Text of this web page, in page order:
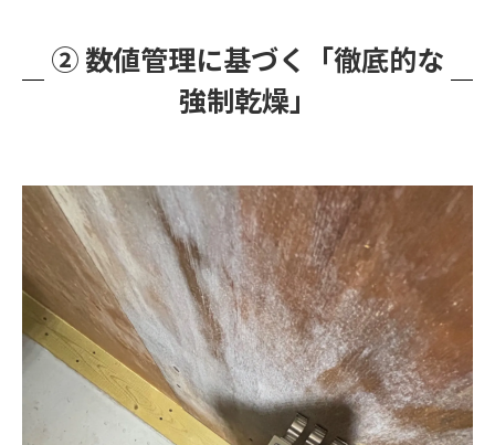
② 数値管理に基づく「徹底的な
強制乾燥」